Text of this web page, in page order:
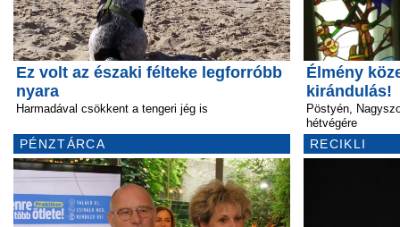
Ez volt az északi félteke legforróbb
nyara
Harmadával csökkent a tengeri jég is
PÉNZTÁRCA
Élmény
kirándulás!
Pöstyén,
hétvégére
RECIKLI